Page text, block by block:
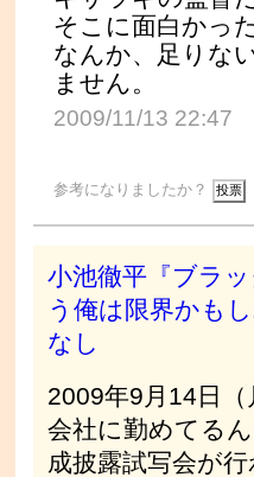
そこに面白かっ
なんか、足りな
ません。
2009/11/13 22:47
参考になりましたか？
小池徹平『ブラ
う俺は限界かも
なし
2009年9月14日
会社に勤めてる
成披露試写会が